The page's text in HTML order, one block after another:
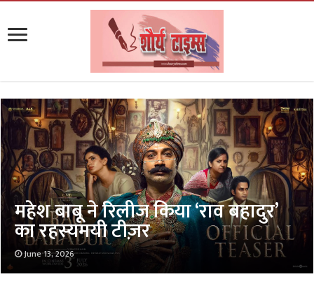
महेश बाबू ने रिलीज किया ‘राव बहादुर’
का रहस्यमयी टीज़र
June 13, 2026